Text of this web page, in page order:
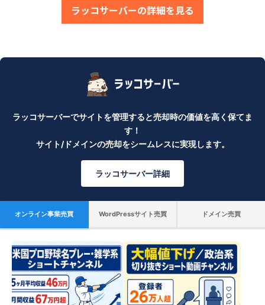
ラッコサーバーの詳細を見る
ラッコサーバーでサイトを管理すると売却時の価値を高く保てま
す！
サイト/ドメインの売却をシームレスに実現します。
ラッコサーバー詳細
オンライン事業売買 WordPressサイト売買 ドメイン売買